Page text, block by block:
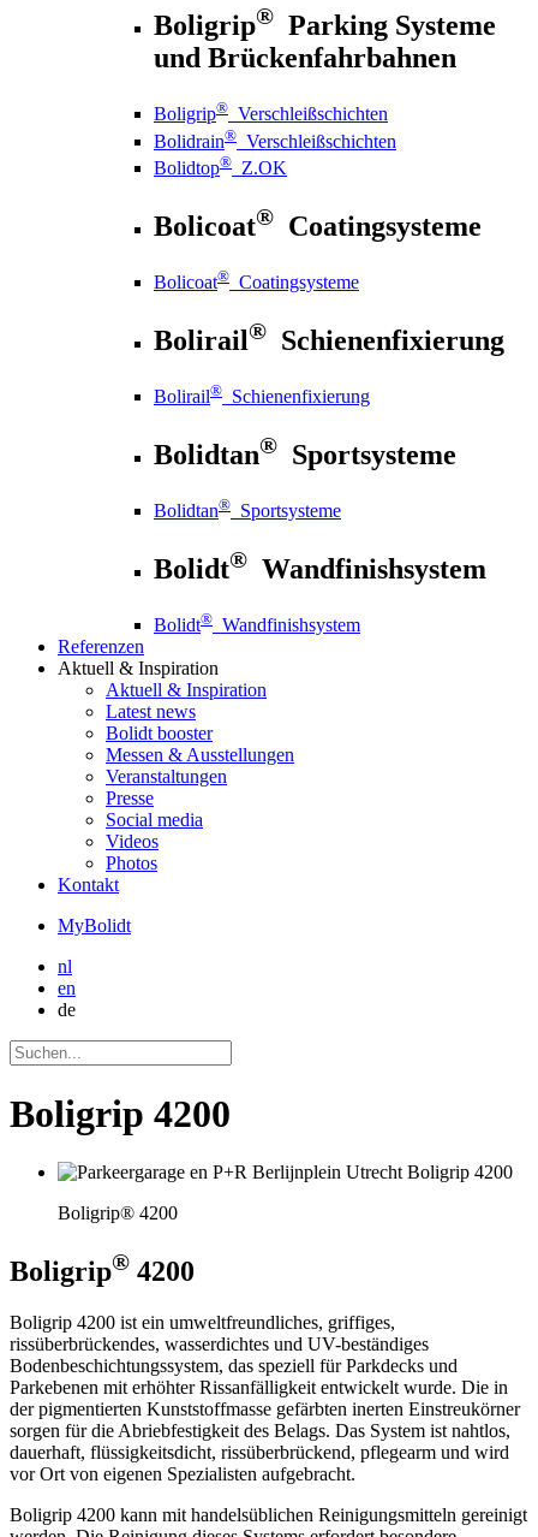
Boligrip® Parking Systeme
und Brückenfahrbahnen
Boligrip® Verschleißschichten
Bolidrain® Verschleißschichten
Bolidtop® Z.OK
Bolicoat® Coatingsysteme
Bolicoat® Coatingsysteme
Bolirail® Schienenfixierung
Bolirail® Schienenfixierung
Bolidtan® Sportsysteme
Bolidtan® Sportsysteme
Bolidt® Wandfinishsystem
Bolidt® Wandfinishsystem
Referenzen
Aktuell & Inspiration
Aktuell & Inspiration
Latest news
Bolidt booster
Messen & Ausstellungen
Veranstaltungen
Presse
Social media
Videos
Photos
Kontakt
MyBolidt
nl
en
de
Boligrip 4200
Boligrip® 4200
Boligrip® 4200
Boligrip 4200 ist ein umweltfreundliches, griffiges,
rissüberbrückendes, wasserdichtes und UV-beständiges
Bodenbeschichtungssystem, das speziell für Parkdecks und
Parkebenen mit erhöhter Rissanfälligkeit entwickelt wurde. Die in
der pigmentierten Kunststoffmasse gefärbten inerten Einstreukörner
sorgen für die Abriebfestigkeit des Belags. Das System ist nahtlos,
dauerhaft, flüssigkeitsdicht, rissüberbrückend, pflegearm und wird
vor Ort von eigenen Spezialisten aufgebracht.
Boligrip 4200 kann mit handelsüblichen Reinigungsmitteln gereinigt